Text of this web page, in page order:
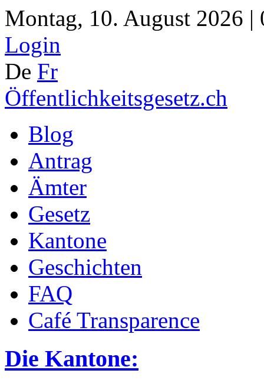
Montag, 10. August 2026 |
Login
De Fr
Öffentlichkeitsgesetz.ch
Blog
Antrag
Ämter
Gesetz
Kantone
Geschichten
FAQ
Café Transparence
Die Kantone: